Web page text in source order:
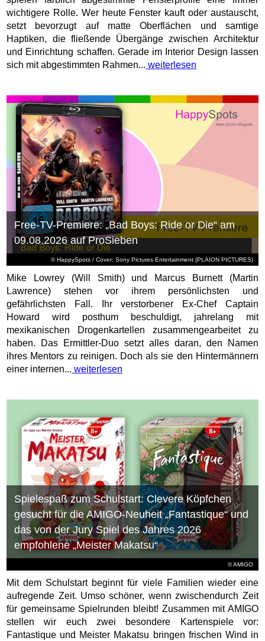
wichtigere Rolle. Wer heute Fenster kauft oder austauscht,
setzt bevorzugt auf matte Oberflächen und samtige
Haptiken, die fließende Übergänge zwischen Architektur
und Einrichtung schaffen. Gerade im Interior Design lassen
sich mit abgestimmten Rahmen... weiterlesen
© HappySpots / Cover: Sony Pictures Entertainment (PLAION PICTURES)
Free-TV-Premiere: „Bad Boys: Ride or Die“ am
09.08.2026 auf ProSieben
Mike Lowrey (Will Smith) und Marcus Burnett (Martin
Lawrence) stehen vor ihrem persönlichsten und
gefährlichsten Fall. Ihr verstorbener Ex-Chef Captain
Howard wird posthum beschuldigt, jahrelang mit
mexikanischen Drogenkartellen zusammengearbeitet zu
haben. Das Ermittler-Duo setzt alles daran, den Namen
ihres Mentors zu reinigen. Doch als sie den Hintermännern
einer internen... weiterlesen
© AMIGO
Spielespaß zum Schulstart: Clevere Köpfchen
gesucht für die AMIGO-Neuheit „Fantastique“ und
das von der Jury Spiel des Jahres 2026
empfohlene „Meister Makatsu“
Mit dem Schulstart beginnt für viele Familien wieder eine
aufregende Zeit. Umso schöner, wenn zwischendurch Zeit
für gemeinsame Spielrunden bleibt! Zusammen mit AMIGO
stellen wir euch zwei besondere Kartenspiele vor:
Fantastique und Meister Makatsu bringen frischen Wind in